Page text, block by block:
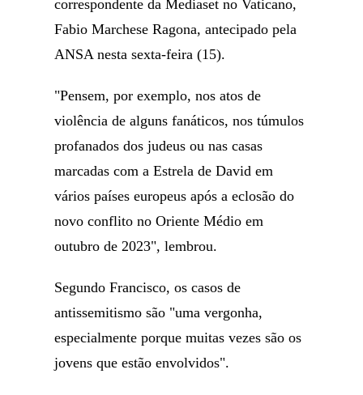
correspondente da Mediaset no Vaticano,
Fabio Marchese Ragona, antecipado pela
ANSA nesta sexta-feira (15).
"Pensem, por exemplo, nos atos de
violência de alguns fanáticos, nos túmulos
profanados dos judeus ou nas casas
marcadas com a Estrela de David em
vários países europeus após a eclosão do
novo conflito no Oriente Médio em
outubro de 2023", lembrou.
Segundo Francisco, os casos de
antissemitismo são "uma vergonha,
especialmente porque muitas vezes são os
jovens que estão envolvidos".